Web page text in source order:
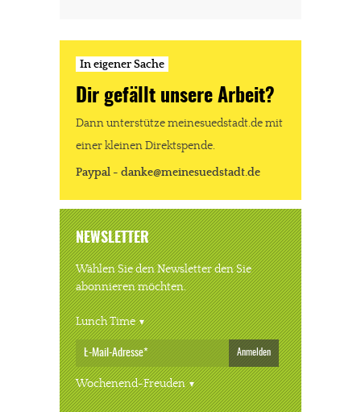
In eigener Sache
Dir gefällt unsere Arbeit?
Dann unterstütze meinesuedstadt.de mit
einer kleinen Direktspende.
Paypal - danke@meinesuedstadt.de
NEWSLETTER
Wählen Sie den Newsletter den Sie
abonnieren möchten.
Lunch Time
Anmelden
Wochenend-Freuden